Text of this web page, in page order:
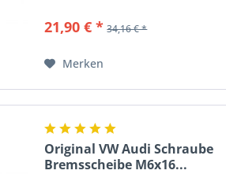
21,90 € * 34,16 € *
Merken
Original VW Audi Schraube
Bremsscheibe M6x16...